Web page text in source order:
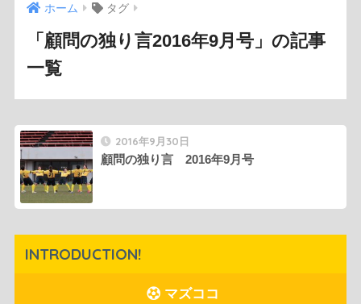
ホーム タグ
「顧問の独り言2016年9月号」の記事
一覧
2016年9月30日
顧問の独り言 2016年9月号
INTRODUCTION!
マズココ